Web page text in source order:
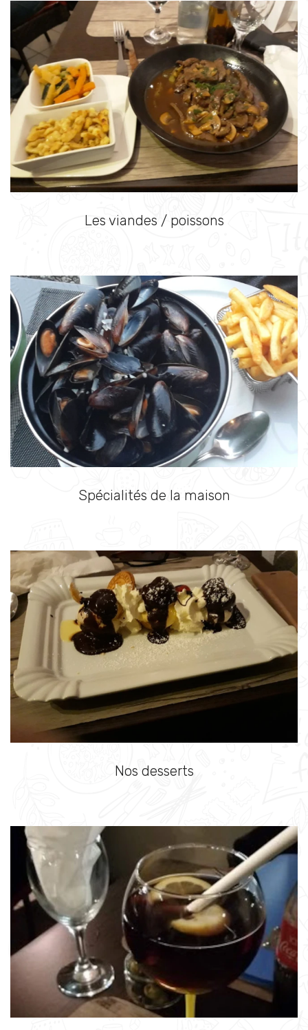
Les viandes / poissons
Spécialités de la maison
Nos desserts